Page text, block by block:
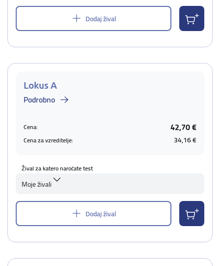
Dodaj žival
Lokus A
Podrobno
Cena: 42,70 €
Cena za vzreditelje: 34,16 €
Žival za katero naročate test
Moje živali
Dodaj žival